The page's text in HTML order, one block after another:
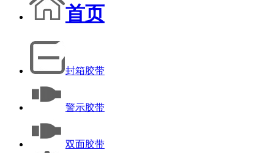
首页
封箱胶带
警示胶带
双面胶带